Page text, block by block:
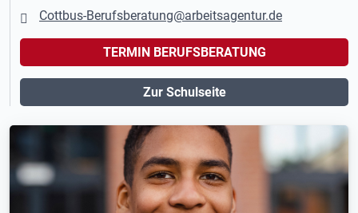
Cottbus-Berufsberatung@arbeitsagentur.de
TERMIN BERUFSBERATUNG
Zur Schulseite